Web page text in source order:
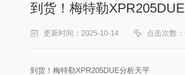
到货！梅特勒
更新时间：2025-10-14 点击次数
到货！梅特勒XPR205DUE分析天平